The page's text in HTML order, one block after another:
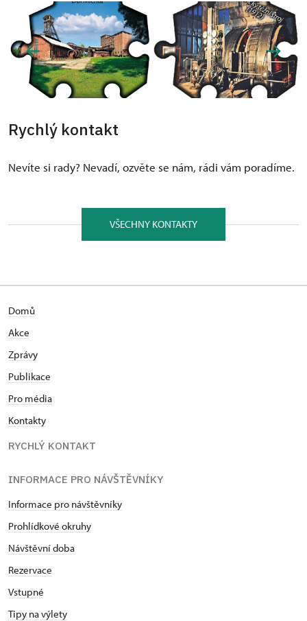
Rychlý kontakt
Nevíte si rady? Nevadí, ozvěte se nám, rádi vám poradíme.
VŠECHNY KONTAKTY
Domů
Akce
Zprávy
Publikace
Pro média
Kontakty
RYCHLÝ KONTAKT
INFORMACE PRO NÁVŠTĚVNÍKY
Informace pro návštěvníky
Prohlídkové okruhy
Návštěvní doba
Rezervace
Vstupné
Tipy na výlety